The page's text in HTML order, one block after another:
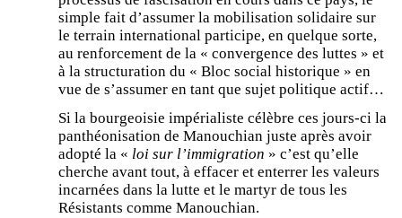
simple fait d’assumer la mobilisation solidaire sur
le terrain international participe, en quelque sorte,
au renforcement de la « convergence des luttes » et
à la structuration du « Bloc social historique » en
vue de s’assumer en tant que sujet politique actif…
Si la bourgeoisie impérialiste célèbre ces jours-ci la
panthéonisation de Manouchian juste après avoir
adopté la « loi sur l’immigration » c’est qu’elle
cherche avant tout, à effacer et enterrer les valeurs
incarnées dans la lutte et le martyr de tous les
Résistants comme Manouchian.